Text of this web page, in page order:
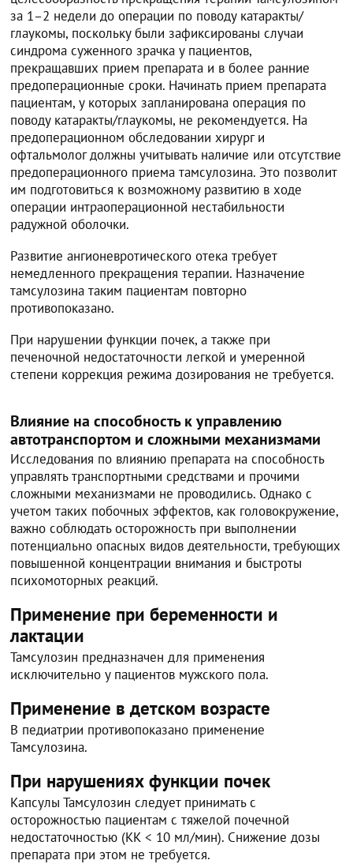
за 1–2 недели до операции по поводу катаракты/
глаукомы, поскольку были зафиксированы случаи
синдрома суженного зрачка у пациентов,
прекращавших прием препарата и в более ранние
предоперационные сроки. Начинать прием препарата
пациентам, у которых запланирована операция по
поводу катаракты/глаукомы, не рекомендуется. На
предоперационном обследовании хирург и
офтальмолог должны учитывать наличие или отсутствие
предоперационного приема тамсулозина. Это позволит
им подготовиться к возможному развитию в ходе
операции интраоперационной нестабильности
радужной оболочки.
Развитие ангионевротического отека требует
немедленного прекращения терапии. Назначение
тамсулозина таким пациентам повторно
противопоказано.
При нарушении функции почек, а также при
печеночной недостаточности легкой и умеренной
степени коррекция режима дозирования не требуется.
Влияние на способность к управлению
автотранспортом и сложными механизмами
Исследования по влиянию препарата на способность
управлять транспортными средствами и прочими
сложными механизмами не проводились. Однако с
учетом таких побочных эффектов, как головокружение,
важно соблюдать осторожность при выполнении
потенциально опасных видов деятельности, требующих
повышенной концентрации внимания и быстроты
психомоторных реакций.
Применение при беременности и
лактации
Тамсулозин предназначен для применения
исключительно у пациентов мужского пола.
Применение в детском возрасте
В педиатрии противопоказано применение
Тамсулозина.
При нарушениях функции почек
Капсулы Тамсулозин следует принимать с
осторожностью пациентам с тяжелой почечной
недостаточностью (КК < 10 мл/мин). Снижение дозы
препарата при этом не требуется.